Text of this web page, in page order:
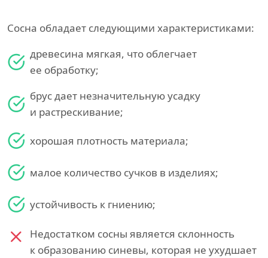
Сосна обладает следующими характеристиками:
древесина мягкая, что облегчает
ее обработку;
брус дает незначительную усадку
и растрескивание;
хорошая плотность материала;
малое количество сучков в изделиях;
устойчивость к гниению;
Недостатком сосны является склонность
к образованию синевы, которая не ухудшает